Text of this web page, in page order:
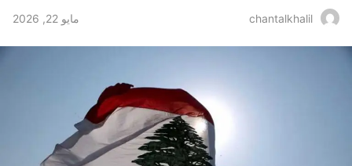
chantalkhalil مايو 22, 2026